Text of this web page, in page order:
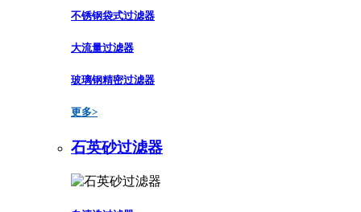
不锈钢袋式过滤器
大流量过滤器
玻璃钢精密过滤器
更多>
石英砂过滤器